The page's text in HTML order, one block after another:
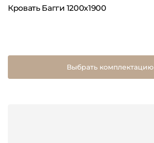
Кровать Багги 1200х1900
Выбрать комплектацию